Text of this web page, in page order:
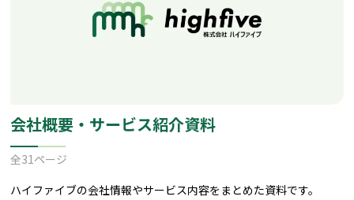
会社概要・サービス紹介資料
全31ページ
ハイファイブの会社情報やサービス内容をまとめた資料です。